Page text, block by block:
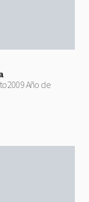
Año de